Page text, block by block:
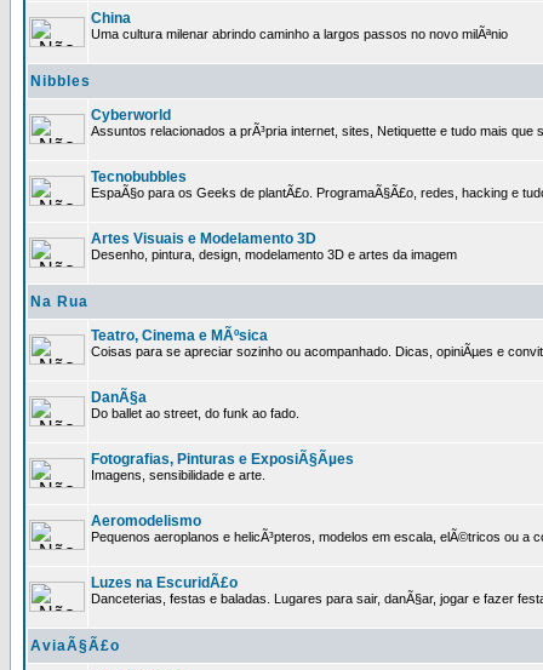
China
Uma cultura milenar abrindo caminho a largos passos no novo milÃªnio
Nibbles
Cyberworld
Assuntos relacionados a prÃ³pria internet, sites, Netiquette e tudo mais que
Tecnobubbles
EspaÃ§o para os Geeks de plantÃ£o. ProgramaÃ§Ã£o, redes, hacking e
Artes Visuais e Modelamento 3D
Desenho, pintura, design, modelamento 3D e artes da imagem
Na Rua
Teatro, Cinema e MÃºsica
Coisas para se apreciar sozinho ou acompanhado. Dicas, opiniÃµes e
DanÃ§a
Do ballet ao street, do funk ao fado.
Fotografias, Pinturas e ExposiÃ§Ãµes
Imagens, sensibilidade e arte.
Aeromodelismo
Pequenos aeroplanos e helicÃ³pteros, modelos em escala, elÃ©tricos ou a
Luzes na EscuridÃ£o
Danceterias, festas e baladas. Lugares para sair, danÃ§ar, jogar e fazer
AviaÃ§Ã£o